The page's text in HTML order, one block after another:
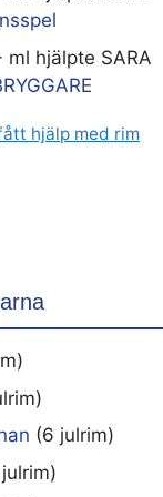
ml hjälpte SARA
hjälp med rim
(6 julrim)